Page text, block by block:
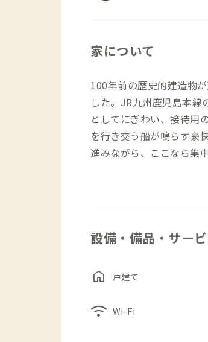
家について
100年前の歴史的建造物
した。JR九州鹿児島本
としてにぎわい、接待用
を行き交う船が鳴らす豪
進みながら、ここなら集
ーが改修しながら現在ま
こともあり、建物のあち
ダイニングとリビングは
には、一枚板のテーブル
設備・備品・サー
home 戸建て
wifi Wi-Fi